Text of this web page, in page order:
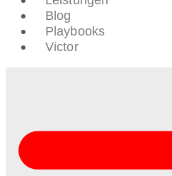
Blog
Playbooks
Victor